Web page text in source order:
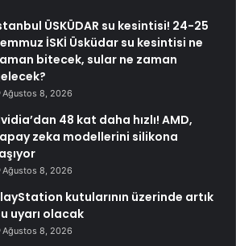
ÜSKÜDAR su kesintisi! 24-25
İSKİ Üsküdar su kesintisi ne
bitecek, sular ne zaman
Ağustos 8, 2026
48 kat daha hızlı! AMD,
zeka modellerini silikona
Ağustos 8, 2026
kutularının üzerinde artık
uyarı olacak
Ağustos 8, 2026